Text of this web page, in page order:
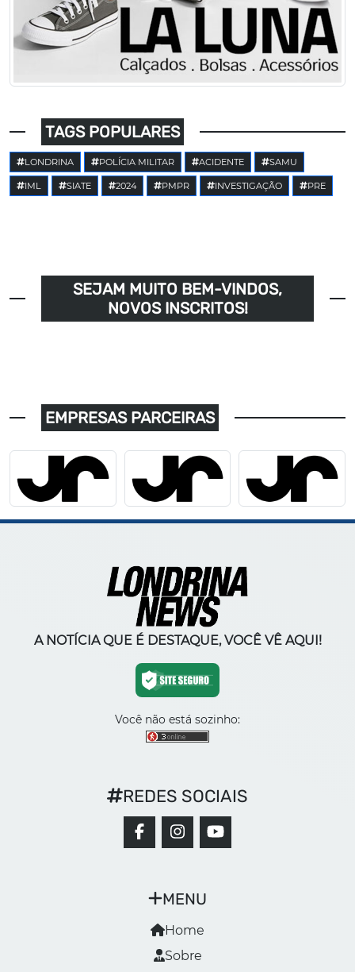
TAGS POPULARES
LONDRINA POLÍCIA MILITAR ACIDENTE SAMU
IML SIATE 2024 PMPR INVESTIGAÇÃO PRE
SEJAM MUITO BEM-VINDOS,
NOVOS INSCRITOS!
EMPRESAS PARCEIRAS
A NOTÍCIA QUE É DESTAQUE, VOCÊ VÊ AQUI!
Você não está sozinho:
MENU
Home
Sobre
REDES SOCIAIS